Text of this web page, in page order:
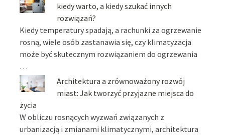
kiedy warto, a kiedy szukać innych
rozwiązań?
Kiedy temperatury spadają, a rachunki za ogrzewanie
rosną, wiele osób zastanawia się, czy klimatyzacja
może być skutecznym rozwiązaniem do ogrzewania
…
Architektura a zrównoważony rozwój
miast: Jak tworzyć przyjazne miejsca do
życia
W obliczu rosnących wyzwań związanych z
urbanizacją i zmianami klimatycznymi, architektura